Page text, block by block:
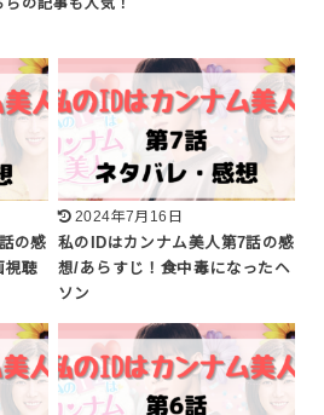
の感
視聴
2024年7月16日
私のIDはカンナム美人第7話の感
想/あらすじ！食中毒になったヘ
ソン